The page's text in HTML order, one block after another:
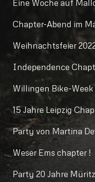
Eine Woche auf
Chapter-Abend im
Weihnachtsfeier
Independence
Willingen Bike-Week
15 Jahre Leipzig
Party von Martina
Weser Ems chapter !
Party 20 Jahre